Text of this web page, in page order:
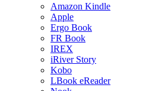
Amazon Kindle
Apple
Ergo Book
FR Book
IREX
iRiver Story
Kobo
LBook eReader